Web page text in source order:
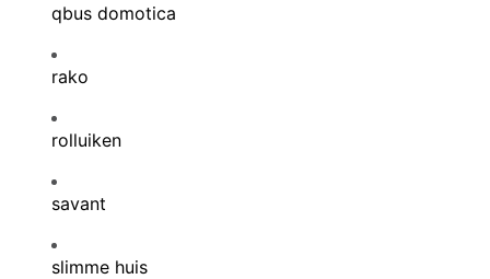
qbus domotica
rako
rolluiken
savant
slimme huis